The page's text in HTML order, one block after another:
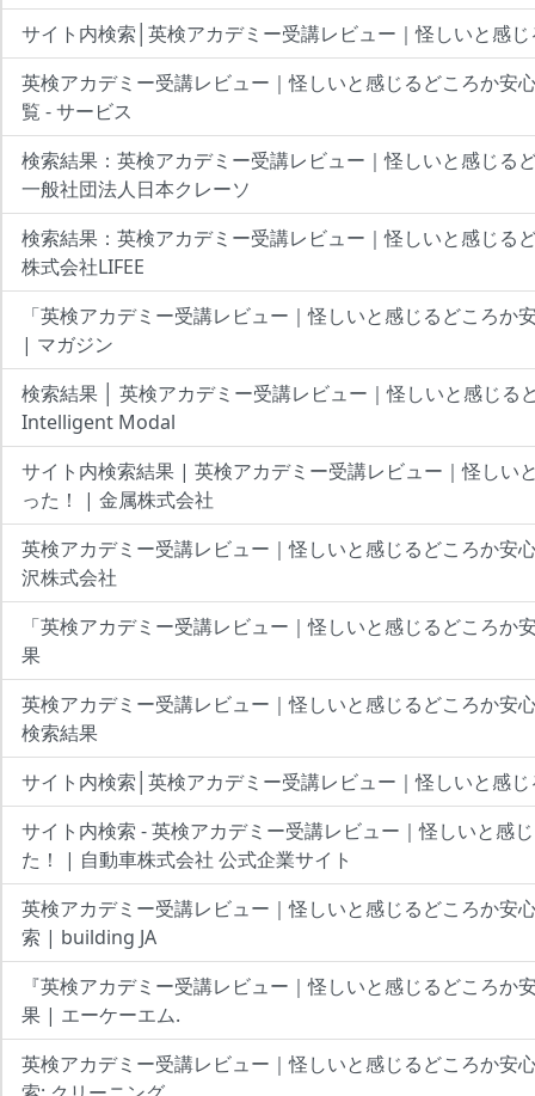
サイト内検索│英検アカデミー受講レビュー｜怪しいと感
英検アカデミー受講レビュー｜怪しいと感じるどころか安
覧 - サービス
検索結果：英検アカデミー受講レビュー｜怪しいと感じる
一般社団法人日本クレーソ
検索結果：英検アカデミー受講レビュー｜怪しいと感じる
株式会社LIFEE
「英検アカデミー受講レビュー｜怪しいと感じるどころか
| マガジン
検索結果 │ 英検アカデミー受講レビュー｜怪しいと感じる
Intelligent Modal
サイト内検索結果 | 英検アカデミー受講レビュー｜怪しい
った！ | 金属株式会社
英検アカデミー受講レビュー｜怪しいと感じるどころか安
沢株式会社
「英検アカデミー受講レビュー｜怪しいと感じるどころか
果
英検アカデミー受講レビュー｜怪しいと感じるどころか安
検索結果
サイト内検索│英検アカデミー受講レビュー｜怪しいと感
サイト内検索 - 英検アカデミー受講レビュー｜怪しいと感
た！ | 自動車株式会社 公式企業サイト
英検アカデミー受講レビュー｜怪しいと感じるどころか安
索 | building JA
『英検アカデミー受講レビュー｜怪しいと感じるどころか
果 | エーケーエム.
英検アカデミー受講レビュー｜怪しいと感じるどころか安